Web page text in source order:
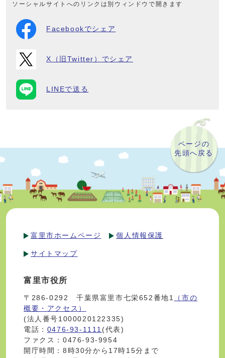
ソーシャルサイトへのリンクは別ウィンドウで開きます
Facebookでシェア
X（旧Twitter）でシェア
LINEで送る
ページの
先頭へ戻る
富里市ホームページ 個人情報保護
サイトマップ
富里市役所
〒286-0292 千葉県富里市七栄652番地1
（市の
概要・アクセス）
(法人番号1000020122335)
電話： 0476-93-1111 (代表)
ファクス：0476-93-9954
開庁時間：8時30分から17時15分まで